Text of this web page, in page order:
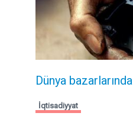
Dünya
İqtisadiyyat